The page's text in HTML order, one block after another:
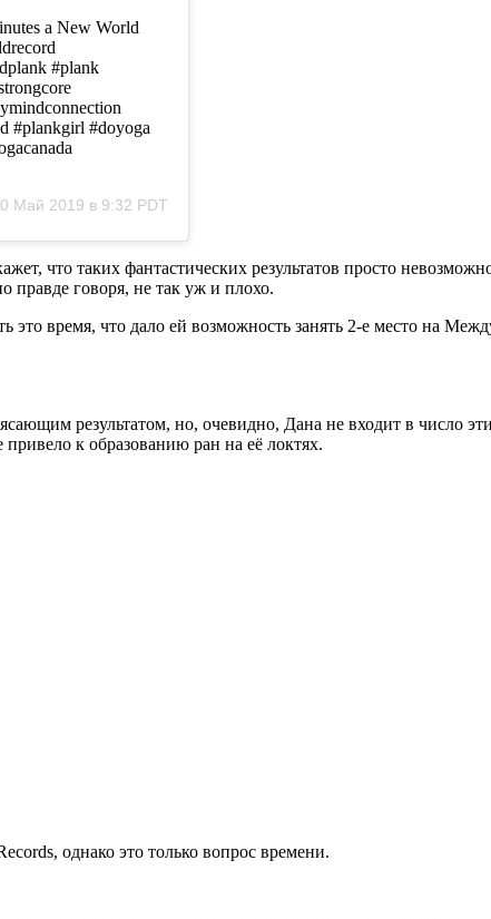
a New World
#plank
#plankgirl #doyoga
Май 2019 в 9:32 PDT
что таких фантастических результатов просто
правде говоря, не так уж и плохо.
это время, что дало ей возможность занять 2-е место на
результатом, но, очевидно, Дана не входит в число
привело к образованию ран на её локтях.
однако это только вопрос времени.